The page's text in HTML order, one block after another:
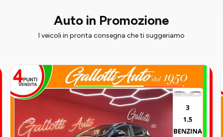
Auto in Promozione
I veicoli in pronta consegna che ti suggeriamo